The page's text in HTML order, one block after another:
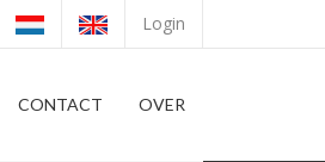
Login
CONTACT OVER